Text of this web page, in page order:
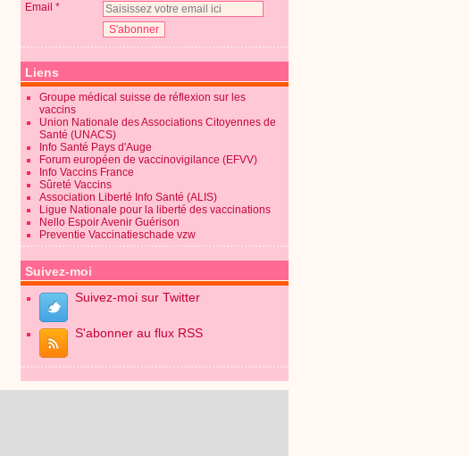
Email
Liens
Groupe médical suisse de réflexion sur les
vaccins
Union Nationale des Associations Citoyennes de
Santé (UNACS)
Info Santé Pays d'Auge
Forum européen de vaccinovigilance (EFVV)
Info Vaccins France
Sûreté Vaccins
Association Liberté Info Santé (ALIS)
Ligue Nationale pour la liberté des vaccinations
Nello Espoir Avenir Guérison
Preventie Vaccinatieschade vzw
Suivez-moi
Suivez-moi sur Twitter
S'abonner au flux RSS